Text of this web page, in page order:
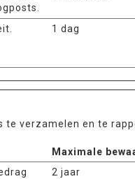
1 dag
verzamelen en te
Maximale
2 jaar